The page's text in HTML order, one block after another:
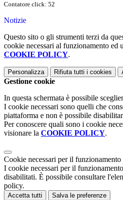
Contatore click: 52
Notizie
Questo sito o gli strumenti terzi da
cookie necessari al funzionamento
COOKIE POLICY.
Personalizza Rifiuta tutti i cookies
Gestione cookie
In questa schermata è possibile
I cookie necessari sono quelli che
piattaforma e non è possibile
Per conoscere quali sono i cookie
visionare la COOKIE POLICY.
Cookie necessari per il funzionamento
I cookie necessari per il
disabilitati. È possibile consultare
policy.
Accetta tutti Salva le preferenze